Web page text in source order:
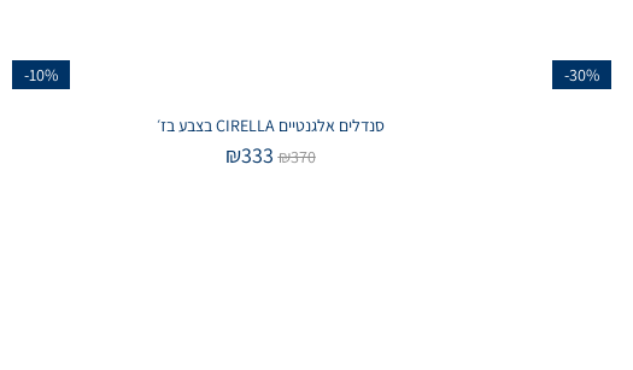
-30%
-10%
סנדלים אלגנטיים CIRELLA בצבע בז׳
₪370
₪333